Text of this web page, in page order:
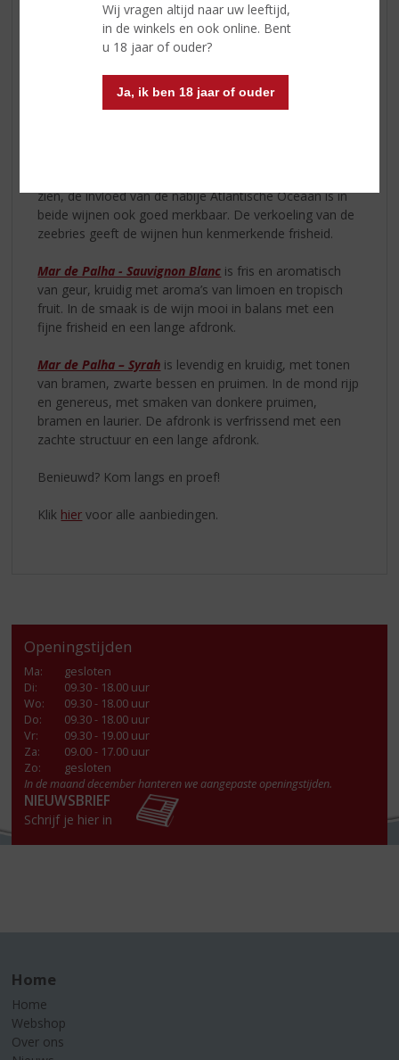
Wij vragen altijd naar uw leeftijd,
in de winkels en ook online. Bent
u 18 jaar of ouder?
Ja, ik ben 18 jaar of ouder
zien, de invloed van de nabije Atlantische Oceaan is in
beide wijnen ook goed merkbaar. De verkoeling van de
zeebries geeft de wijnen hun kenmerkende frisheid.
Mar de Palha - Sauvignon Blanc is fris en aromatisch
van geur, kruidig met aroma’s van limoen en tropisch
fruit. In de smaak is de wijn mooi in balans met een
fijne frisheid en een lange afdronk.
Mar de Palha – Syrah is levendig en kruidig, met tonen
van bramen, zwarte bessen en pruimen. In de mond rijp
en genereus, met smaken van donkere pruimen,
bramen en laurier. De afdronk is verfrissend met een
zachte structuur en een lange afdronk.
Benieuwd? Kom langs en proef!
Klik hier voor alle aanbiedingen.
Openingstijden
Ma:
gesloten
Di:
09.30 - 18.00 uur
Wo:
09.30 - 18.00 uur
Do:
09.30 - 18.00 uur
Vr:
09.30 - 19.00 uur
Za:
09.00 - 17.00 uur
Zo:
gesloten
In de maand december hanteren we aangepaste openingstijden.
NIEUWSBRIEF
Schrijf je hier in
Home
Home
Webshop
Over ons